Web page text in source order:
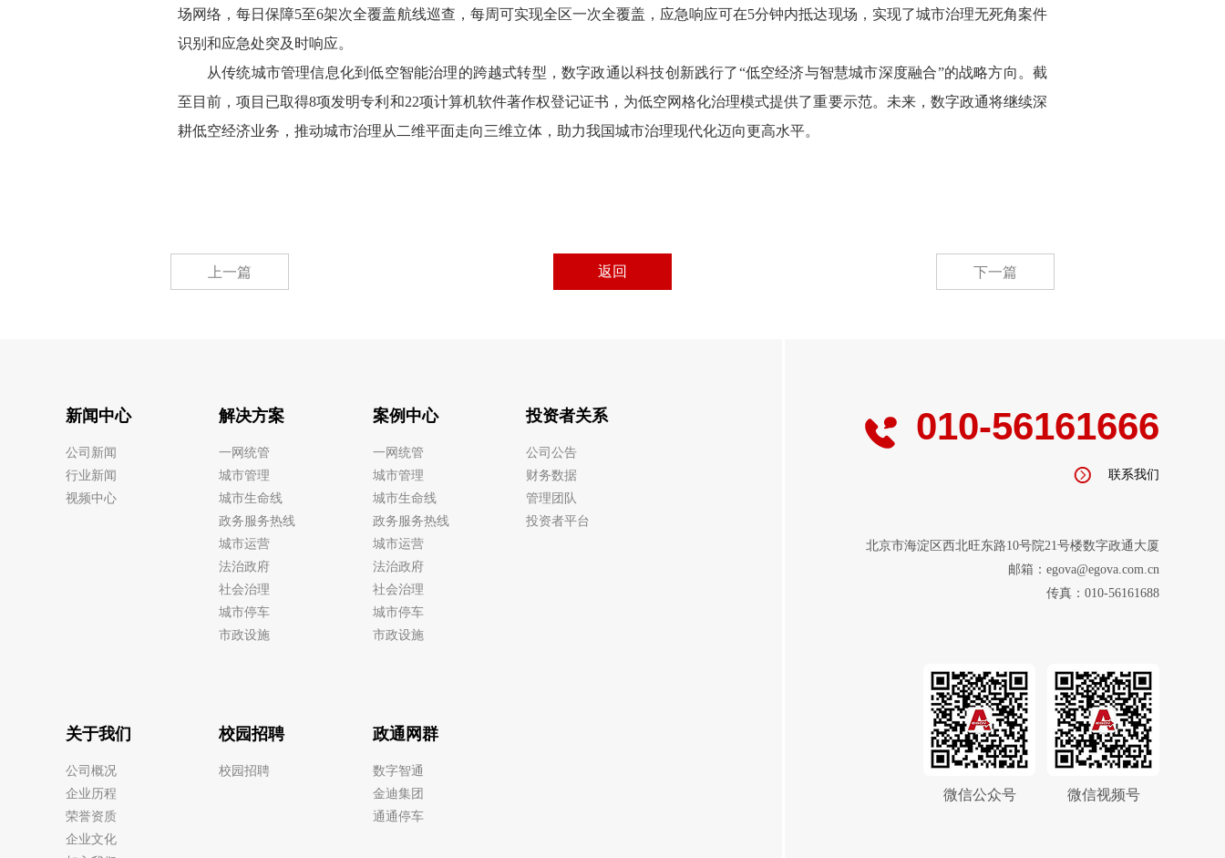
场网络，每日保障5至6架次全覆盖航线巡查，每周可实现全区一次全覆盖，应急响应可在5分钟内抵达现场，实现了城市治理无死角案件
识别和应急处突及时响应。
从传统城市管理信息化到低空智能治理的跨越式转型，数字政通以科技创新践行了“低空经济与智慧城市深度融合”的战略方向。截
至目前，项目已取得8项发明专利和22项计算机软件著作权登记证书，为低空网格化治理模式提供了重要示范。未来，数字政通将继续深
耕低空经济业务，推动城市治理从二维平面走向三维立体，助力我国城市治理现代化迈向更高水平。
上一篇 返回 下一篇
新闻中心
公司新闻
行业新闻
视频中心
解决方案
一网统管
城市管理
城市生命线
政务服务热线
城市运营
法治政府
社会治理
城市停车
市政设施
案例中心
一网统管
城市管理
城市生命线
政务服务热线
城市运营
法治政府
社会治理
城市停车
市政设施
投资者关系
公司公告
财务数据
管理团队
投资者平台
关于我们
公司概况
企业历程
荣誉资质
企业文化
校园招聘
校园招聘
政通网群
数字智通
金迪集团
通通停车
010-56161666
联系我们
北京市海淀区西北旺东路10号院21号楼数字政通大厦
邮箱：egova@egova.com.cn
传真：010-56161688
微信公众号 微信视频号